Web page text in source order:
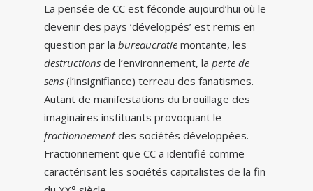
La pensée de CC est féconde aujourd’hui où le
devenir des pays ‘développés’ est remis en
question par la bureaucratie montante, les
destructions de l’environnement, la perte de
sens (l’insignifiance) terreau des fanatismes.
Autant de manifestations du brouillage des
imaginaires instituants provoquant le
fractionnementdes sociétés développées.
Fractionnement que CC a identifié comme
caractérisant les sociétés capitalistes de la fin